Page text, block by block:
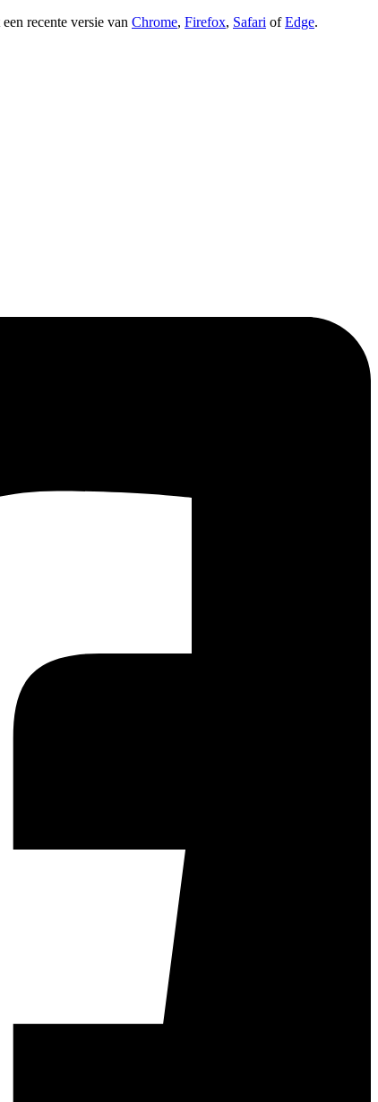
recente versie van Chrome, Firefox, Safari ofEdge.